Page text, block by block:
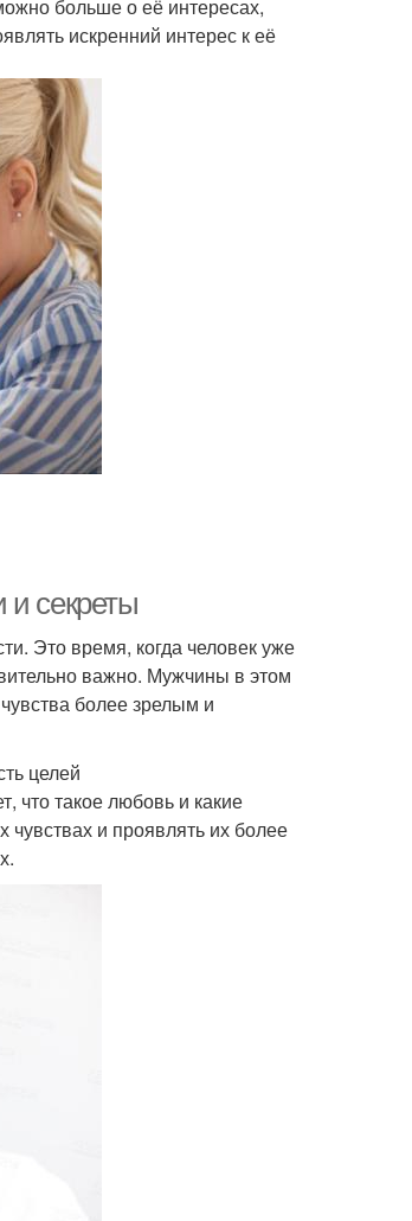
больше о её интересах,
искренний интерес к её
и секреты
Это время, когда человек уже
важно. Мужчины в этом
более зрелым и
целей
что такое любовь и какие
и проявлять их более